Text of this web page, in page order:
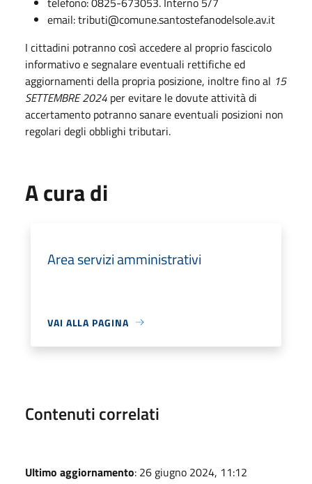
email: tributi@comune.santostefanodelsole.av.it
I cittadini potranno così accedere al proprio fascicolo
informativo e segnalare eventuali rettifiche ed
aggiornamenti della propria posizione, inoltre fino al 15
SETTEMBRE 2024 per evitare le dovute attività di
accertamento potranno sanare eventuali posizioni non
regolari degli obblighi tributari.
A cura di
Area servizi amministrativi
VAI ALLA PAGINA
Contenuti correlati
Ultimo aggiornamento: 26 giugno 2024, 11:12